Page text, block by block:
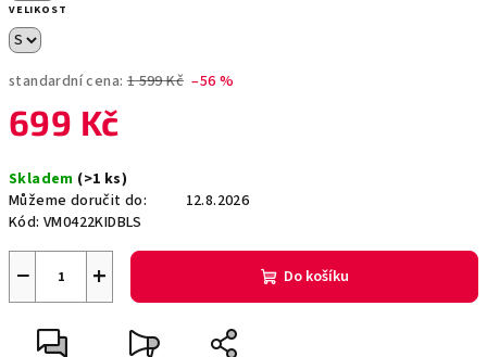
VELIKOST
standardní cena: 1 599 Kč –56 %
699 Kč
cena:
Skladem (>1 ks)
Můžeme doručit do:
12.8.2026
Kód: VM0422KIDBLS
+
− Do košíku